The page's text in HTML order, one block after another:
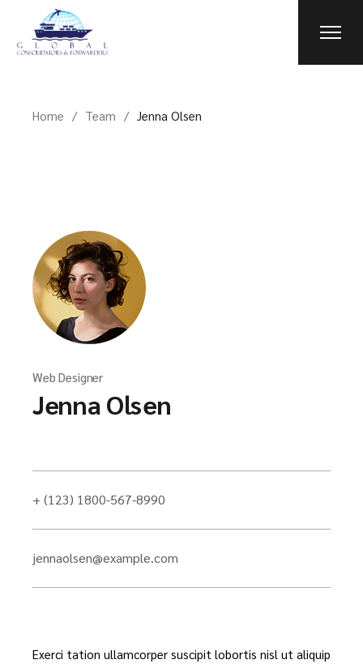
Home Team Jenna Olsen
Web Designer
Jenna Olsen
+ (123) 1800-567-8990
jennaolsen@example.com
Exerci tation ullamcorper suscipit lobortis nisl ut aliquip